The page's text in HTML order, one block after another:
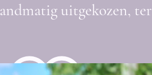
uitgekozen, ter